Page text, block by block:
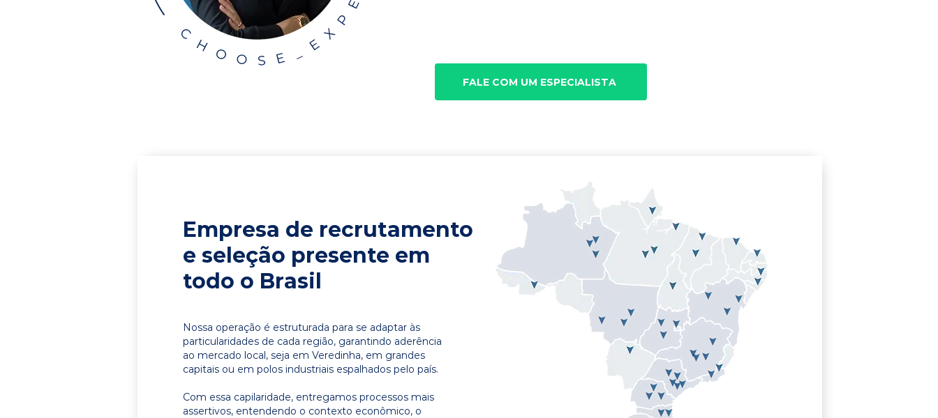
FALE COM UM ESPECIALISTA
Empresa de recrutamento
e seleção presente em
todo o Brasil
Nossa operação é estruturada para se adaptar às
particularidades de cada região, garantindo aderência
ao mercado local, seja em Veredinha, em grandes
capitais ou em polos industriais espalhados pelo país.
Com essa capilaridade, entregamos processos mais
assertivos, entendendo o contexto econômico, o